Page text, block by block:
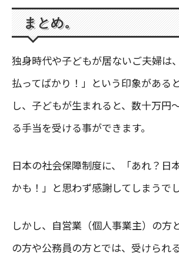
まとめ。
独身時代や子どもが居ないご夫婦は
払ってばかり！」という印象がある
し、子どもが生まれると、数十万円
る手当を受ける事ができます。
日本の社会保障制度に、「あれ？日
かも！」と思わず感謝してしまうでし
しかし、自営業（個人事業主）の方
の方や公務員の方とでは、受けられ